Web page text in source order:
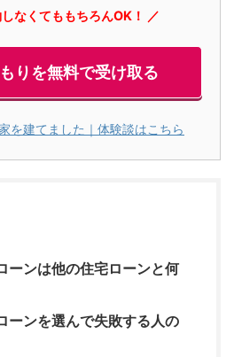
なくてももちろんOK！ ／
りを無料で受け取る
を建てました｜体験談はこちら
ーンは他の住宅ローンと何
ーンを選んで失敗する人の